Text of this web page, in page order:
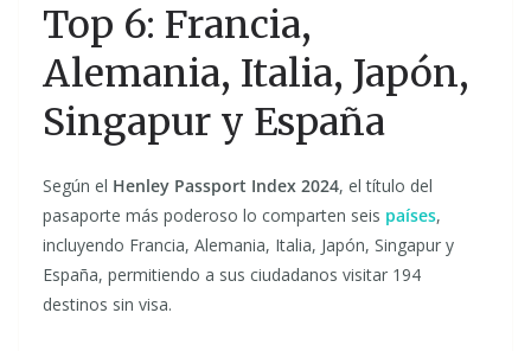
Top 6: Francia,
Alemania, Italia, Japón,
Singapur y España
Según el Henley Passport Index 2024, el título del
pasaporte más poderoso lo comparten seis países,
incluyendo Francia, Alemania, Italia, Japón, Singapur y
España, permitiendo a sus ciudadanos visitar 194
destinos sin visa.